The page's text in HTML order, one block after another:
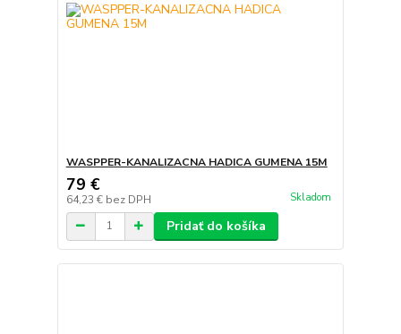
WASPPER-KANALIZACNA HADICA GUMENA 15M
79 €
64,23 € bez DPH Skladom
Pridať do košíka